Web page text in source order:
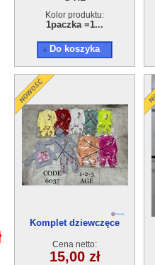
Kolor produktu:
1paczka =1...
Do koszyka
Komplet dziewczęce
Cena netto:
15,00 zł